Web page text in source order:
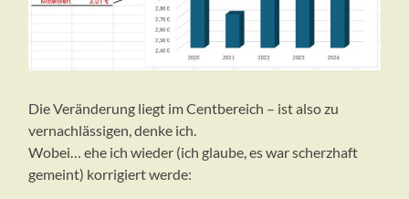
Die Veränderung liegt im Centbereich – ist also zu
vernachlässigen, denke ich.
Wobei… ehe ich wieder (ich glaube, es war scherzhaft
gemeint) korrigiert werde: